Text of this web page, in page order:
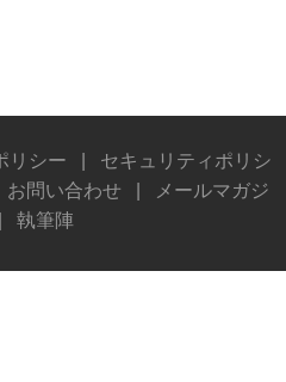
リシー
セキュリティポリシ
お問い合わせ
メールマガジ
執筆陣